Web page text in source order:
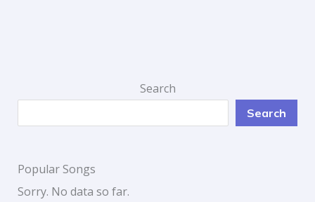
Search
Search
Popular Songs
Sorry. No data so far.